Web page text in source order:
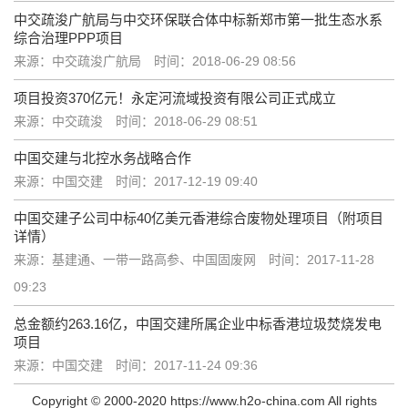
中交疏浚广航局与中交环保联合体中标新郑市第一批生态水系
综合治理PPP项目
来源：中交疏浚广航局 时间：2018-06-29 08:56
项目投资370亿元！永定河流域投资有限公司正式成立
来源：中交疏浚 时间：2018-06-29 08:51
中国交建与北控水务战略合作
来源：中国交建 时间：2017-12-19 09:40
中国交建子公司中标40亿美元香港综合废物处理项目（附项目
详情）
来源：基建通、一带一路高参、中国固废网
时间：2017-11-28
09:23
总金额约263.16亿，中国交建所属企业中标香港垃圾焚烧发电
项目
来源：中国交建 时间：2017-11-24 09:36
Copyright © 2000-2020 https://www.h2o-china.com All rights